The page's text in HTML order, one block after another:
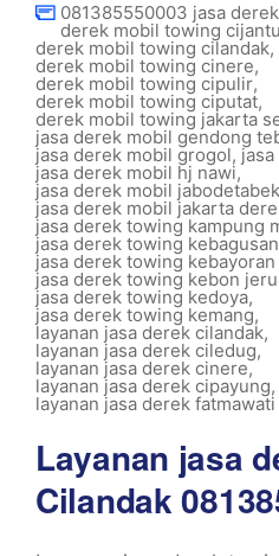
081385550003 jasa derek
derek mobil towing
derek mobil towing cilandak,
derek mobil towing cinere,
derek mobil towing cipulir,
derek mobil towing ciputat,
derek mobil towing jakarta
jasa derek mobil gendong
jasa derek mobil grogol,
jasa derek mobil hj nawi,
jasa derek mobil jabodetabek
jasa derek mobil jakarta
jasa derek towing kampung
jasa derek towing
jasa derek towing kebayoran
jasa derek towing kebon
jasa derek towing kedoya,
jasa derek towing kemang,
layanan jasa derek cilandak,
layanan jasa derek ciledug,
layanan jasa derek cinere,
layanan jasa derek cipayung,
layanan jasa derek fatmawati
Layanan jasa
Cilandak